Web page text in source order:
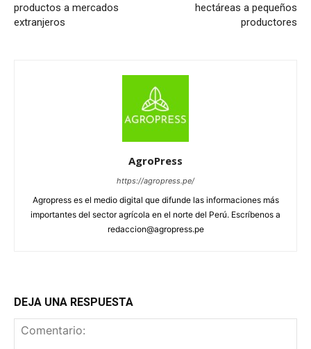
productos a mercados
extranjeros
hectáreas a pequeños
productores
AgroPress
https://agropress.pe/
Agropress es el medio digital que difunde las informaciones más
importantes del sector agrícola en el norte del Perú. Escríbenos a
redaccion@agropress.pe
DEJA UNA RESPUESTA